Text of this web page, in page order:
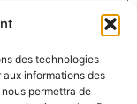
des technologies
informations des
permettra de